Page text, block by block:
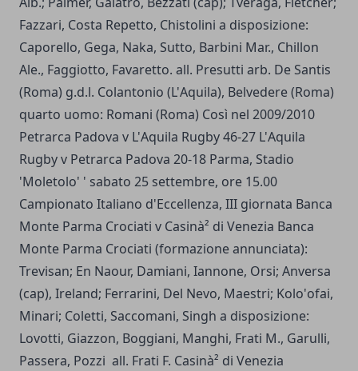
Fazzari, Costa Repetto, Chistolini a disposizione:
Caporello, Gega, Naka, Sutto, Barbini Mar., Chillon
Ale., Faggiotto, Favaretto. all. Presutti arb. De Santis
(Roma) g.d.l. Colantonio (L'Aquila), Belvedere (Roma)
quarto uomo: Romani (Roma) Così nel 2009/2010
Petrarca Padova v L'Aquila Rugby 46-27 L'Aquila
Rugby v Petrarca Padova 20-18 Parma, Stadio
'Moletolo' ' sabato 25 settembre, ore 15.00
Campionato Italiano d'Eccellenza, III giornata Banca
Monte Parma Crociati v Casinà² di Venezia Banca
Monte Parma Crociati (formazione annunciata):
Trevisan; En Naour, Damiani, Iannone, Orsi; Anversa
(cap), Ireland; Ferrarini, Del Nevo, Maestri; Kolo'ofai,
Minari; Coletti, Saccomani, Singh a disposizione:
Lovotti, Giazzon, Boggiani, Manghi, Frati M., Garulli,
Passera, Pozzi all. Frati F. Casinà² di Venezia